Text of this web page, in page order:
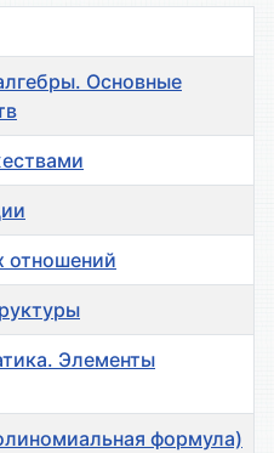
Основные
отношений
Элементы
формула)